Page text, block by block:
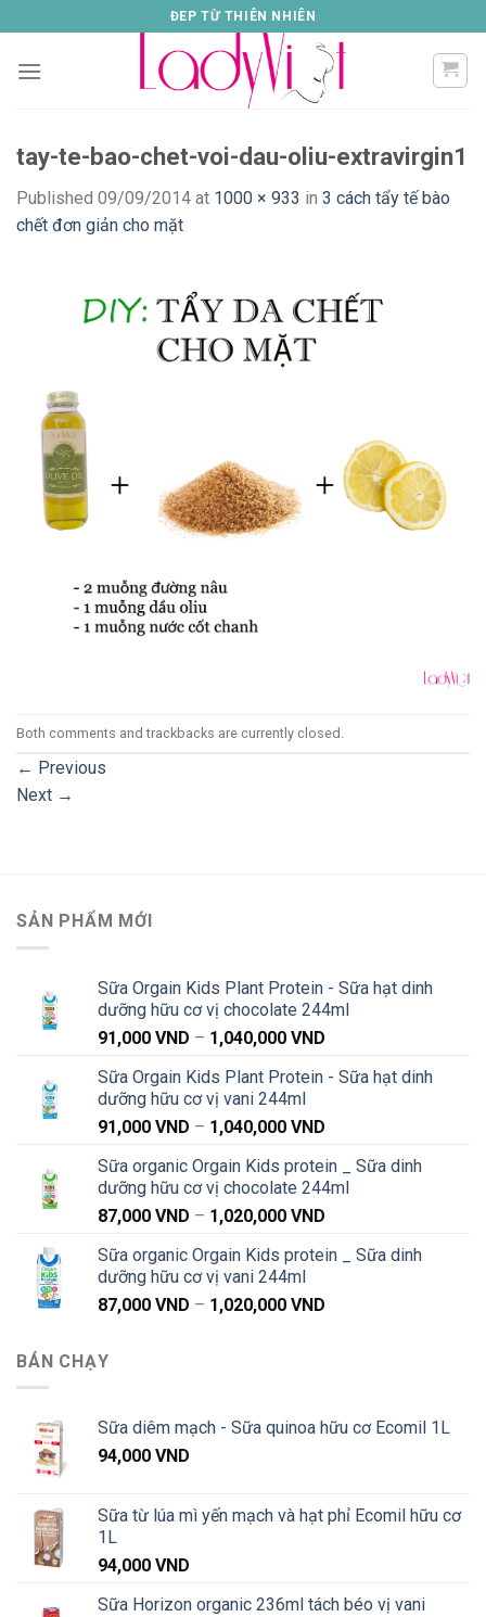
to
content
ĐEP TỪ THIÊN NHIÊN
tay-te-bao-chet-voi-dau-oliu-extravirgin1
Published 09/09/2014 at 1000 × 933 in 3 cách tẩy tế bào
chết đơn giản cho mặt
Both comments and trackbacks are currently closed.
← Previous
Next →
SẢN PHẨM MỚI
Sữa Orgain Kids Plant Protein - Sữa hạt dinh
dưỡng hữu cơ vị chocolate 244ml
91,000 VND – 1,040,000 VND
từ
Sữa Orgain Kids Plant Protein - Sữa hạt dinh
dưỡng hữu cơ vị vani 244ml
91,000 VND – 1,040,000 VND
từ
91,000 VND
Sữa organic Orgain Kids protein _ Sữa dinh
dưỡng hữu cơ vị chocolate 244ml
87,000 VND – 1,020,000 VND
từ
Sữa organic Orgain Kids protein _ Sữa dinh
dưỡng hữu cơ vị vani 244ml
87,000 VND – 1,020,000 VND
1,020,000 VND
BÁN CHẠY
Sữa diêm mạch - Sữa quinoa hữu cơ Ecomil 1L
94,000 VND
Sữa từ lúa mì yến mạch và hạt phỉ Ecomil hữu cơ
1L
94,000 VND
Sữa Horizon organic 236ml tách béo vị vani